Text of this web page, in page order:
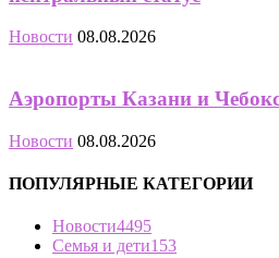
Новости 08.08.2026
Аэропорты Казани и
Новости 08.08.2026
ПОПУЛЯРНЫЕ КАТЕГОРИИ
Новости4495
Семья и дети153